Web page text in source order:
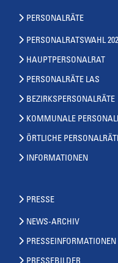
PERSONALRÄTE
PERSONALRATSWAHL
HAUPTPERSONALRAT
PERSONALRÄTE LAS
BEZIRKSPERSONALRÄTE
KOMMUNALE
ÖRTLICHE
INFORMATIONEN
PRESSE
NEWS-ARCHIV
PRESSEINFORMATIONEN